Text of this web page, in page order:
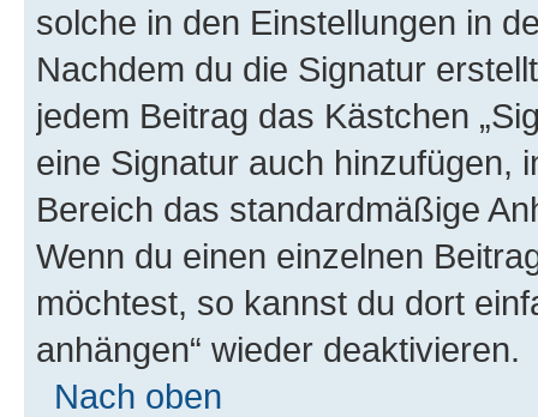
solche in den Einstellungen in
Nachdem du die Signatur
jedem Beitrag das Kästchen
eine Signatur auch hinzufügen,
Bereich das standardmäßige
Wenn du einen einzelnen
möchtest, so kannst du dort
anhängen“ wieder deaktivieren.
Nach oben